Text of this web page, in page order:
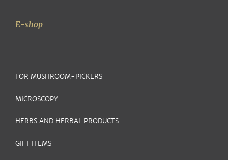
E-shop
FOR MUSHROOM-PICKERS
MICROSCOPY
HERBS AND HERBAL PRODUCTS
GIFT ITEMS